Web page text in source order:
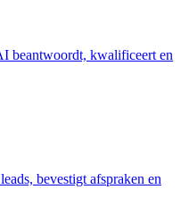
beantwoordt, kwalificeert en
bevestigt afspraken en